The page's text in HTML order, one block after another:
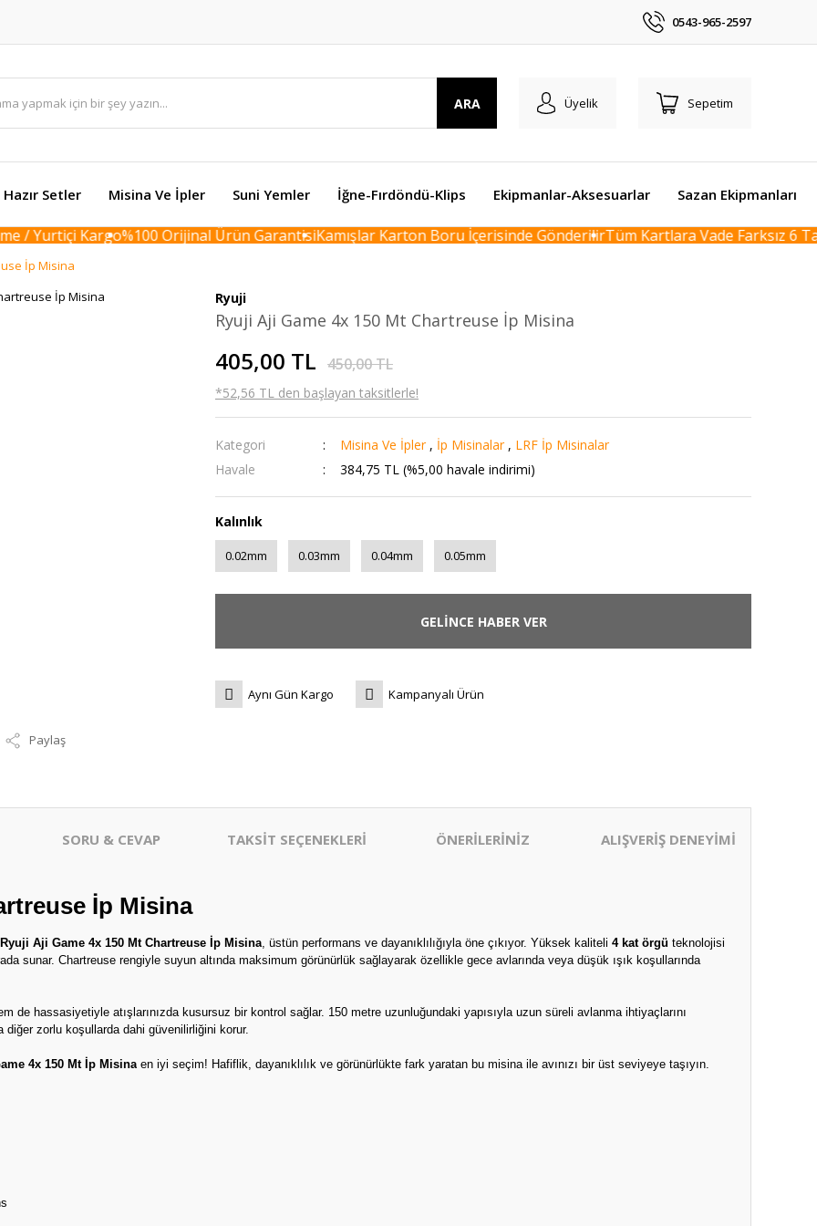
0543-965-2597
ARA Üyelik Sepetim
Hazır Setler Misina Ve İpler Suni Yemler İğne-Fırdöndü-Klips Ekipmanlar-Aksesuarlar Sazan Ekipmanları
Yurtiçi Kargo%100 Orijinal Ürün GarantisiKamışlar Karton Boru İçerisinde GönderilirTüm Kartlara Vade Farksız 6
İp Misina
Paylaş
Ryuji
Ryuji Aji Game 4x 150 Mt Chartreuse İp Misina
405,00 TL 450,00 TL
*52,56 TL den başlayan taksitlerle!
Kategori Misina Ve İpler , İp Misinalar , LRF İp Misinalar
Havale
384,75 TL (%5,00 havale indirimi)
Kalınlık
0.02mm 0.03mm 0.04mm 0.05mm
GELİNCE HABER VER
Aynı Gün Kargo Kampanyalı Ürün
SORU & CEVAP TAKSİT SEÇENEKLERİ ÖNERİLERİNİZ ALIŞVERİŞ DENEYİMİ
İp Misina
Ryuji Aji Game 4x 150 Mt Chartreuse İp Misina, üstün performans ve dayanıklılığıyla öne çıkıyor. Yüksek kaliteli 4 kat örgü teknolojisi
sunar. Chartreuse rengiyle suyun altında maksimum görünürlük sağlayarak özellikle gece avlarında veya düşük ışık koşullarında
de hassasiyetiyle atışlarınızda kusursuz bir kontrol sağlar. 150 metre uzunluğundaki yapısıyla uzun süreli avlanma ihtiyaçlarını
diğer zorlu koşullarda dahi güvenilirliğini korur.
4x 150 Mt İp Misina en iyi seçim! Hafiflik, dayanıklılık ve görünürlükte fark yaratan bu misina ile avınızı bir üst seviyeye taşıyın.